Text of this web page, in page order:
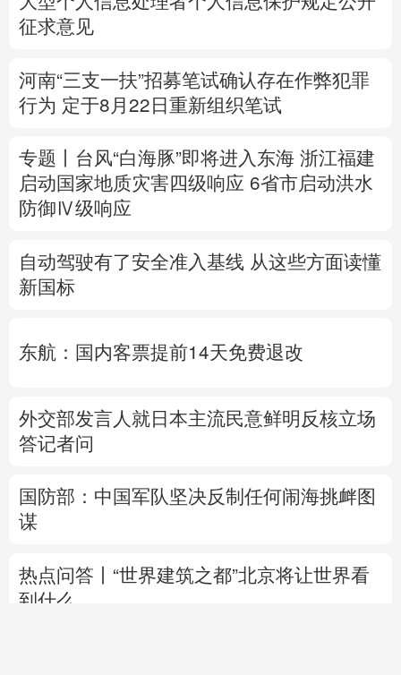
征求意见
河南“三支一扶”招募笔试确认存在作弊犯罪
行为 定于8月22日重新组织笔试
专题丨 台风“白海豚”即将进入东海 浙江福建
启动国家地质灾害四级响应 6省市启动洪水
防御Ⅳ级响应
自动驾驶有了安全准入基线 从这些方面读懂
新国标
东航：国内客票提前14天免费退改
外交部发言人就日本主流民意鲜明反核立场
答记者问
国防部：中国军队坚决反制任何闹海挑衅图
谋
热点问答丨“世界建筑之都”北京将让世界看
到什么